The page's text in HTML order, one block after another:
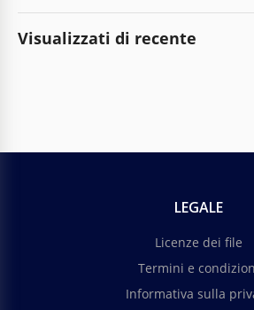
Visualizzati di recente
LEGALE
Licenze dei file
Termini e
Informativa sulla